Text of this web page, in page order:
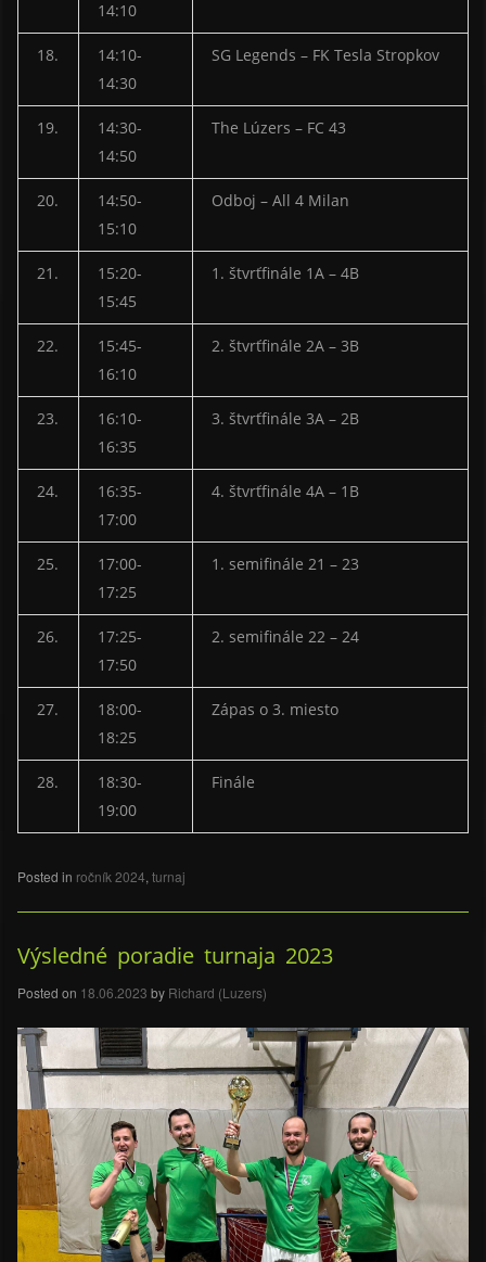
14:10
18.
14:10-
14:30
SG Legends – FK Tesla Stropkov
19.
14:30-
14:50
The Lúzers – FC 43
20.
14:50-
15:10
Odboj – All 4 Milan
21.
15:20-
15:45
1. štvrťfinále 1A – 4B
22.
15:45-
16:10
2. štvrťfinále 2A – 3B
23.
16:10-
16:35
3. štvrťfinále 3A – 2B
24.
16:35-
17:00
4. štvrťfinále 4A – 1B
25.
17:00-
17:25
1. semifinále 21 – 23
26.
17:25-
17:50
2. semifinále 22 – 24
27.
18:00-
18:25
Zápas o 3. miesto
28.
18:30-
19:00
Finále
Posted in ročník 2024, turnaj
Výsledné poradie turnaja 2023
Posted on 18.06.2023 by Richard (Luzers)